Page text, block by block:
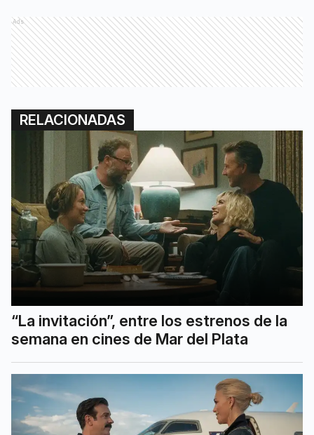
Ads
RELACIONADAS
“La invitación”, entre los estrenos de la
semana en cines de Mar del Plata